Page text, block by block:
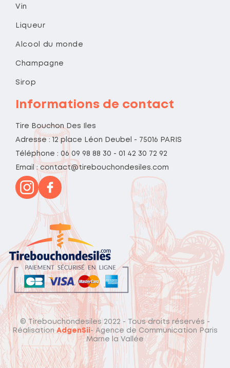
Vin
Liqueur
Alcool du monde
Champagne
Sirop
Informations de contact
Tire Bouchon Des Iles
Adresse : 12 place Léon Deubel - 75016 PARIS
Téléphone : 06 09 98 88 30 - 01 42 30 72 92
Email : contact@tirebouchondesiles.com
© Tirebouchondesiles 2022 - Tous droits réservés -
Réalisation AdgenSii- Agence de Communication Paris
Marne la Vallée